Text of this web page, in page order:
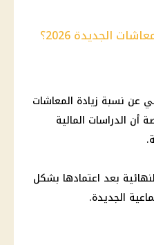
الجديدة 2026؟
عن نسبة زيادة المعاشات
أن الدراسات المالية
بعد اعتمادها بشكل
الجديدة.